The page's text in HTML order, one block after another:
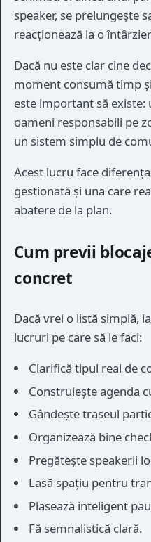
speaker, se prelungește
reacționează la o
Dacă nu este clar cine
moment consumă timp
este important să
oameni responsabili pe
un sistem simplu de
Acest lucru face
gestionată și una care
abatere de la plan.
Cum previi
concret
Dacă vrei o listă simplă,
lucruri pe care să le faci:
Clarifică tipul real de
Construiește agenda
Gândește traseul
Organizează bine
Pregătește speakerii
Lasă spațiu pentru
Plasează inteligent
Fă semnalistică clară.